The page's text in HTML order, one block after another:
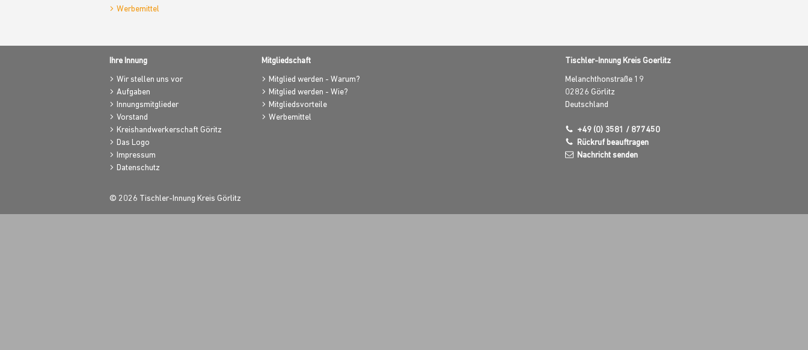
Werbemittel
Ihre Innung
Wir stellen uns vor
Aufgaben
Innungsmitglieder
Vorstand
Kreishandwerkerschaft Göritz
Das Logo
Impressum
Datenschutz
Mitgliedschaft
Mitglied werden - Warum?
Mitglied werden - Wie?
Mitgliedsvorteile
Werbemittel
Tischler-Innung Kreis Goerlitz
Melanchthonstraße 19
02826 Görlitz
Deutschland
+49 (0) 3581 / 877450
Rückruf beauftragen
Nachricht senden
© 2026 Tischler-Innung Kreis Görlitz